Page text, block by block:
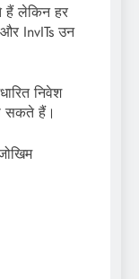
हैं लेकिन हर
InvITs उन
निवेश
सकते हैं।